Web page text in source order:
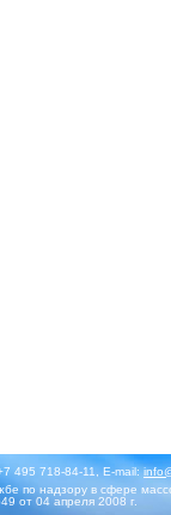
495 718-84-11, E-mail:
по надзору в сфере
от 04 апреля 2008 г.